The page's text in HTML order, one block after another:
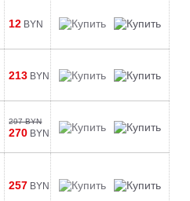
12 BYN
213 BYN
297 BYN
270 BYN
257 BYN